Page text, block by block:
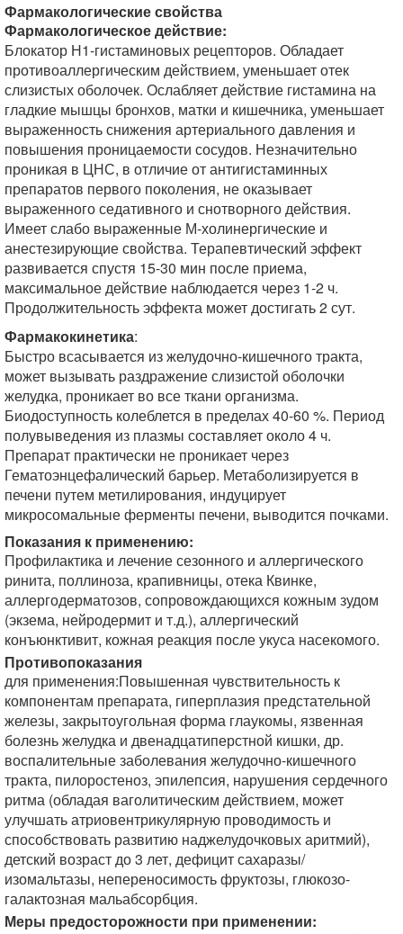
Фармакологические свойства
Фармакологическое действие:
Блокатор Н1-гистаминовых рецепторов. Обладает
противоаллергическим действием, уменьшает отек
слизистых оболочек. Ослабляет действие гистамина на
гладкие мышцы бронхов, матки и кишечника, уменьшает
выраженность снижения артериального давления и
повышения проницаемости сосудов. Незначительно
проникая в ЦНС, в отличие от антигистаминных
препаратов первого поколения, не оказывает
выраженного седативного и снотворного действия.
Имеет слабо выраженные М-холинергические и
анестезирующие свойства. Терапевтический эффект
развивается спустя 15-30 мин после приема,
максимальное действие наблюдается через 1-2 ч.
Продолжительность эффекта может достигать 2 сут.
Фармакокинетика:
Быстро всасывается из желудочно-кишечного тракта,
может вызывать раздражение слизистой оболочки
желудка, проникает во все ткани организма.
Биодоступность колеблется в пределах 40-60 %. Период
полувыведения из плазмы составляет около 4 ч.
Препарат практически не проникает через
Гематоэнцефалический барьер. Метаболизируется в
печени путем метилирования, индуцирует
микросомальные ферменты печени, выводится почками.
Показания к применению:
Профилактика и лечение сезонного и аллергического
ринита, поллиноза, крапивницы, отека Квинке,
аллергодерматозов, сопровождающихся кожным зудом
(экзема, нейродермит и т.д.), аллергический
конъюнктивит, кожная реакция после укуса насекомого.
Противопоказания
для применения:Повышенная чувствительность к
компонентам препарата, гиперплазия предстательной
железы, закрытоугольная форма глаукомы, язвенная
болезнь желудка и двенадцатиперстной кишки, др.
воспалительные заболевания желудочно-кишечного
тракта, пилоростеноз, эпилепсия, нарушения сердечного
ритма (обладая ваголитическим действием, может
улучшать атриовентрикулярную проводимость и
способствовать развитию наджелудочковых аритмий),
детский возраст до 3 лет, дефицит сахаразы/
изомальтазы, непереносимость фруктозы, глюкозо-
галактозная мальабсорбция.
Меры предосторожности при применении: